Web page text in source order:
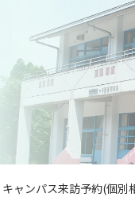
キャンパス来訪予約(個別